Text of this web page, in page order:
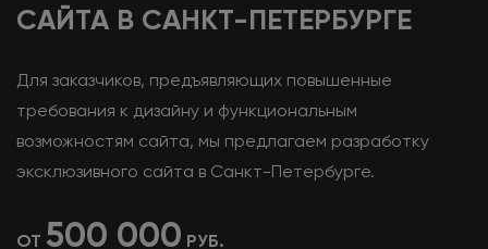
САЙТА В САНКТ-ПЕТЕРБУРГЕ
Для заказчиков, предъявляющих повышенные
требования к дизайну и функциональным
возможностям сайта, мы предлагаем разработку
эксклюзивного сайта в Санкт-Петербурге.
ОТ 500 000 РУБ.